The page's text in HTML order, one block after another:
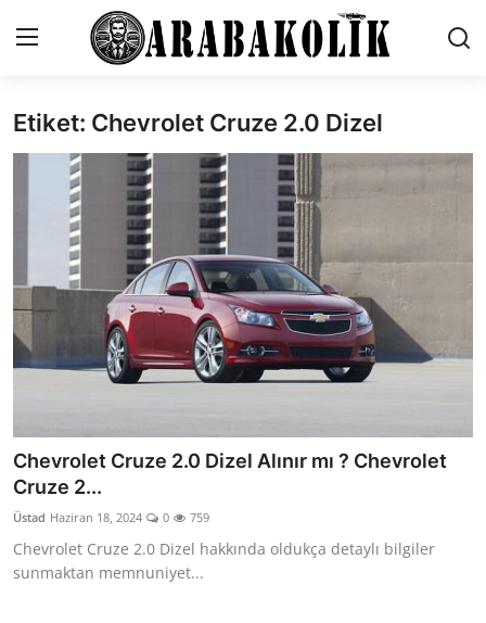
İletişim
Karşılaştırmalar
Testler
Öneriler
Paketler
Yağlar
Oto Bilgi
Etiket: Chevrolet Cruze 2.0 Dizel
Chevrolet Cruze 2.0 Dizel Alınır mı ? Chevrolet
Cruze 2...
Üstad Haziran 18, 2024 0 759
Chevrolet Cruze 2.0 Dizel hakkında oldukça detaylı bilgiler
sunmaktan memnuniyet...